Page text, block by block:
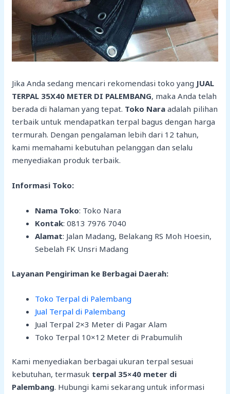
Jika Anda sedang mencari rekomendasi toko yang JUAL
TERPAL 35X40 METER DI PALEMBANG, maka Anda telah
berada di halaman yang tepat. Toko Nara adalah pilihan
terbaik untuk mendapatkan terpal bagus dengan harga
termurah. Dengan pengalaman lebih dari 12 tahun,
kami memahami kebutuhan pelanggan dan selalu
menyediakan produk terbaik.
Informasi Toko:
Nama Toko: Toko Nara
Kontak: 0813 7976 7040
Alamat: Jalan Madang, Belakang RS Moh Hoesin,
Sebelah FK Unsri Madang
Layanan Pengiriman ke Berbagai Daerah:
Toko Terpal di Palembang
Jual Terpal di Palembang
Jual Terpal 2×3 Meter di Pagar Alam
Toko Terpal 10×12 Meter di Prabumulih
Kami menyediakan berbagai ukuran terpal sesuai
kebutuhan, termasuk terpal 35×40 meter di
Palembang. Hubungi kami sekarang untuk informasi